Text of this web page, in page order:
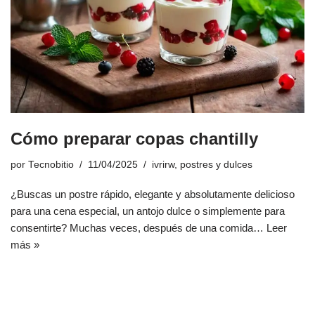
Cómo preparar copas chantilly
por Tecnobitio 11/04/2025 ivrirw, postres y dulces
¿Buscas un postre rápido, elegante y absolutamente delicioso
para una cena especial, un antojo dulce o simplemente para
consentirte? Muchas veces, después de una comida… Leer
más »